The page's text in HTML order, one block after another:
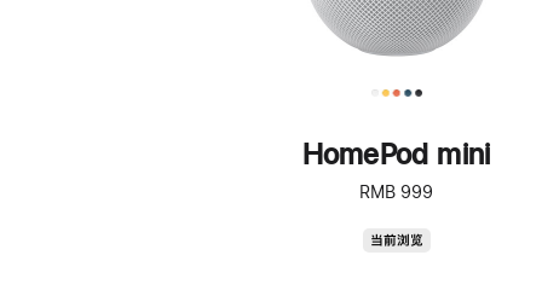
HomePod mini
RMB 999
当前浏览